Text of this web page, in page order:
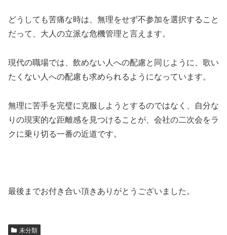
どうしても苦痛な時は、無理をせず不参加を選択すること
だって、大人の立派な危機管理と言えます。
現代の職場では、飲めない人への配慮と同じように、歌い
たくない人への配慮も求められるようになっています。
無理に苦手を完璧に克服しようとするのではなく、自分な
りの現実的な距離感を見つけることが、会社の二次会をラ
クに乗り切る一番の近道です。
最後までお付き合い頂きありがとうございました。
未分類